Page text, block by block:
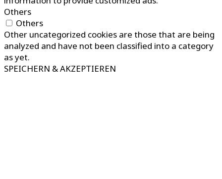
Others
Others
Other uncategorized cookies are those that are being
analyzed and have not been classified into a category
as yet.
SPEICHERN & AKZEPTIEREN